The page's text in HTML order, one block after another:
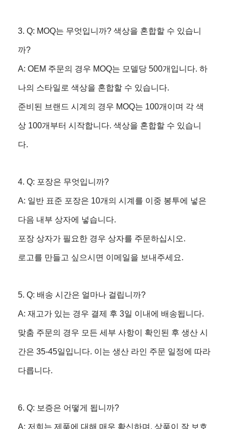
3. Q: MOQ는 무엇입니까? 색상을 혼합할 수 있습니
까?
A: OEM 주문의 경우 MOQ는 모델당 500개입니다. 하
나의 스타일로 색상을 혼합할 수 있습니다.
준비된 브랜드 시계의 경우 MOQ는 100개이며 각 색
상 100개부터 시작합니다. 색상을 혼합할 수 있습니
다.
4. Q: 포장은 무엇입니까?
A: 일반 표준 포장은 10개의 시계를 이중 봉투에 넣은
다음 내부 상자에 넣습니다.
포장 상자가 필요한 경우 상자를 주문하십시오.
로고를 만들고 싶으시면 이메일을 보내주세요.
5. Q: 배송 시간은 얼마나 걸립니까?
A: 재고가 있는 경우 결제 후 3일 이내에 배송됩니다.
맞춤 주문의 경우 모든 세부 사항이 확인된 후 생산 시
간은 35-45일입니다. 이는 생산 라인 주문 일정에 따라
다릅니다.
6. Q: 보증은 어떻게 됩니까?
A: 저희는 제품에 대해 매우 확신하며, 상품이 잘 보호